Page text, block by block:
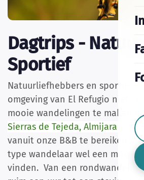
Dagtrips -
Sportief
Natuurliefhebbers en
omgeving van El Refugio niets
mooie wandelingen te maken
Sierras de Tejeda, Almijara y
vanuit onze B&B te bereiken is.
type wandelaar wel een mooie
vinden. Van een